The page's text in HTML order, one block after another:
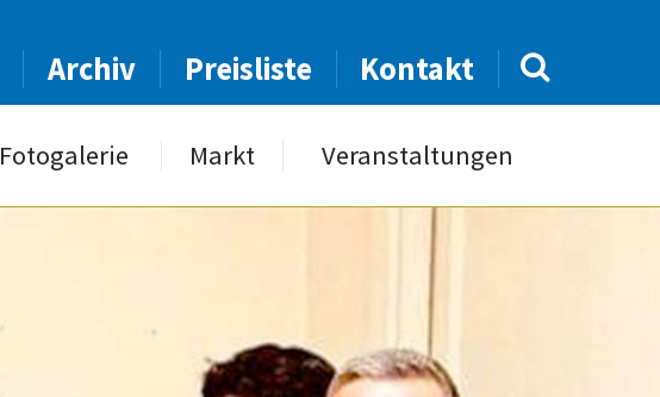
Archiv Preisliste Kontakt
Fotogalerie Markt Veranstaltungen